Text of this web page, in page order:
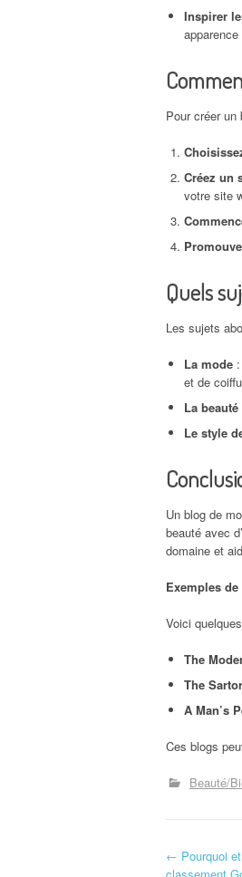
Inspirer
Pour créer un
Créez un
votre site
Quels
Les sujets
La mode
et de
La beauté
Le style
Un blog de
beauté avec
domaine et
Exemples
Voici
The
The
A Man’s
Ces blogs
Beauté/
N
← Pourquoi
classement